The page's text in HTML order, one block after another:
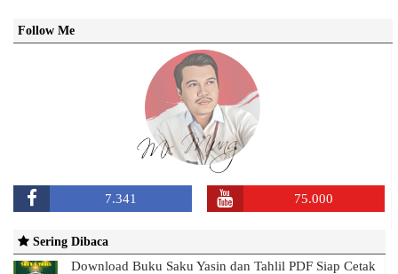
Follow Me
7.341 75.000
Sering Dibaca
Download Buku Saku Yasin dan Tahlil PDF Siap Cetak